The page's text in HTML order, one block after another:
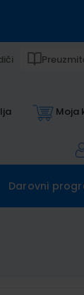
Moja
Darovni